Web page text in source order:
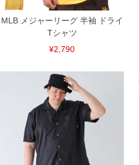
MLB メジャーリーグ 半袖 ドライ
Tシャツ
¥2,790